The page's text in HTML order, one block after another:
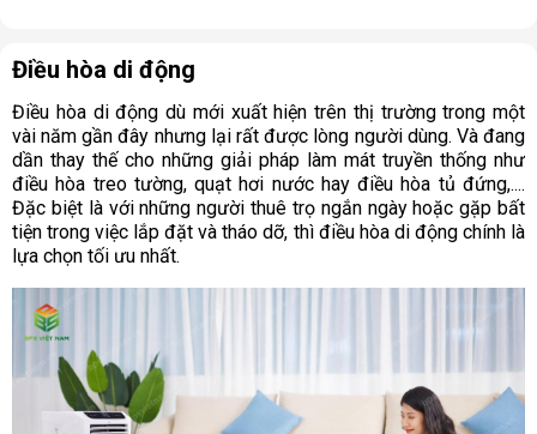
Điều hòa di động
Điều hòa di động dù mới xuất hiện trên thị trường trong một
vài năm gần đây nhưng lại rất được lòng người dùng. Và đang
dần thay thế cho những giải pháp làm mát truyền thống như
điều hòa treo tường, quạt hơi nước hay điều hòa tủ đứng,....
Đặc biệt là với những người thuê trọ ngắn ngày hoặc gặp bất
tiện trong việc lắp đặt và tháo dỡ, thì điều hòa di động chính là
lựa chọn tối ưu nhất.